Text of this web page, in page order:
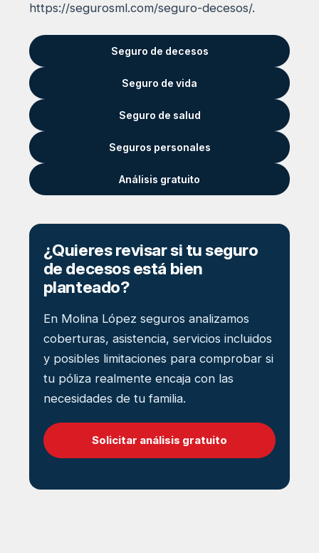
https://segurosml.com/seguro-decesos/.
Seguro de decesos
Seguro de vida
Seguro de salud
Seguros personales
Análisis gratuito
¿Quieres revisar si tu seguro
de decesos está bien
planteado?
En Molina López seguros analizamos
coberturas, asistencia, servicios incluidos
y posibles limitaciones para comprobar si
tu póliza realmente encaja con las
necesidades de tu familia.
Solicitar análisis gratuito